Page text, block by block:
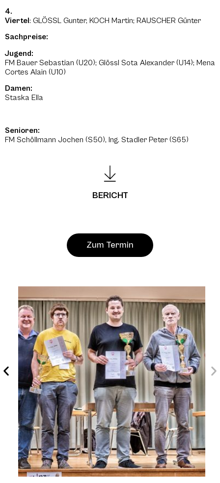
4.
Viertel: GLÖSSL Gunter, KOCH Martin; RAUSCHER Günter
Sachpreise:
Jugend:
FM Bauer Sebastian (U20); Glössl Sota Alexander (U14); Mena
Cortes Alain (U10)
Damen:
Staska Ella
Senioren:
FM Schöllmann Jochen (S50), Ing. Stadler Peter (S65)
BERICHT
Zum Termin